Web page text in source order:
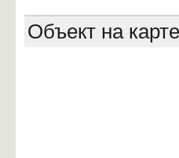
Объект на карте